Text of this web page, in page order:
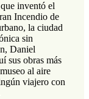
inventó el
Incendio de
la ciudad
sin
Daniel
sus obras más
al aire
viajero con